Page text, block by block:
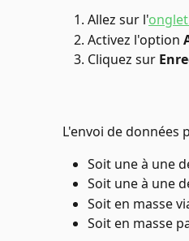
Allez sur l'
Activez l'option
Cliquez sur
L'envoi de données
Soit une à une
Soit une à une
Soit en masse
Soit en masse